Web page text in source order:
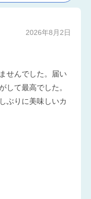
2026年8月2日
せんでした。届い
して最高でした。
ぶりに美味しいカ